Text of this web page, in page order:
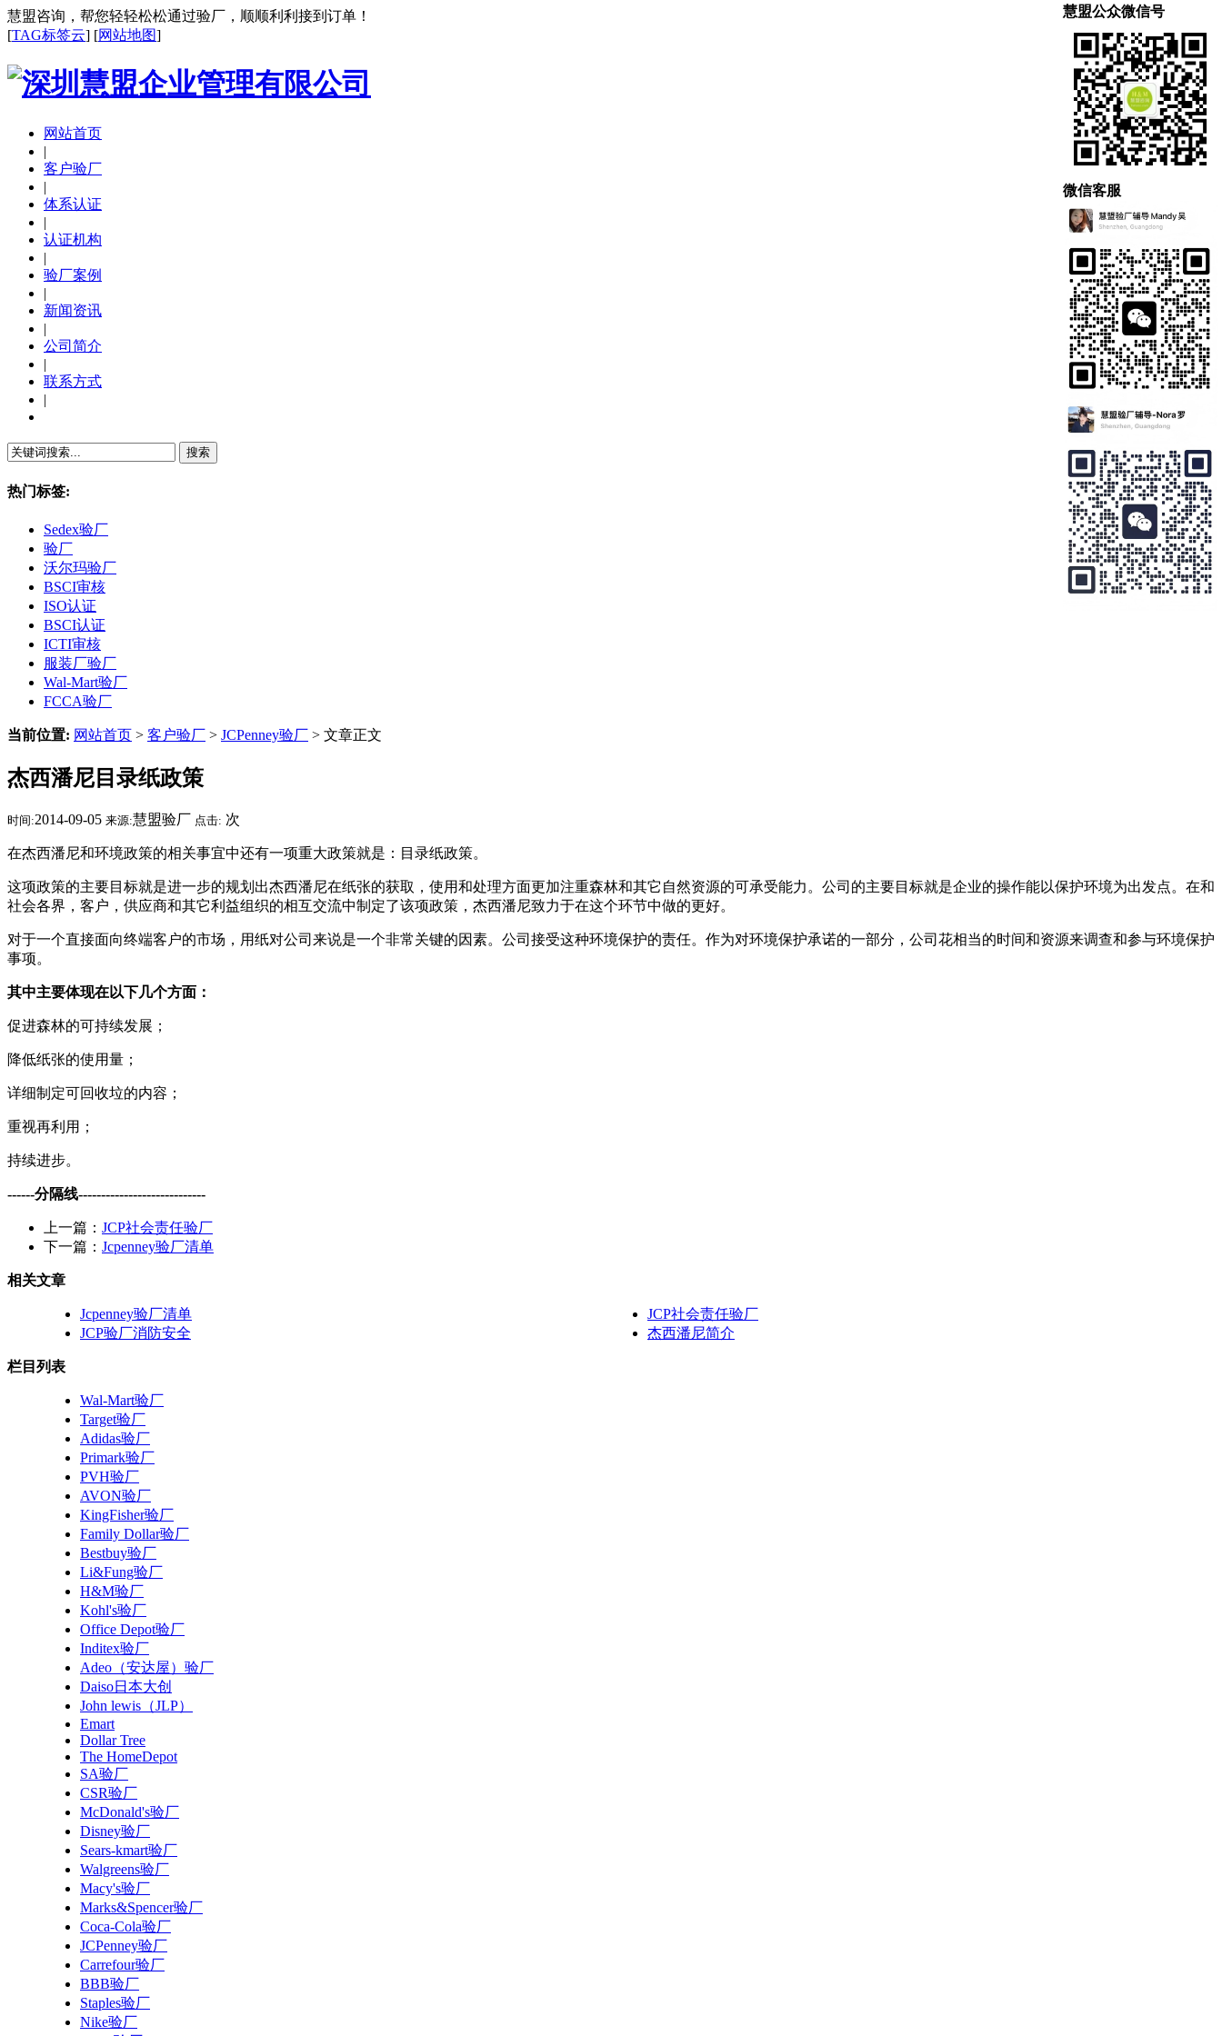
慧盟咨询，帮您轻轻松松通过验厂，顺顺利利接到订单！
[TAG标签云] [网站地图]
网站首页
|
客户验厂
|
体系认证
|
认证机构
|
验厂案例
|
新闻资讯
|
公司简介
|
联系方式
|
热门标签:
Sedex验厂
验厂
沃尔玛验厂
BSCI审核
ISO认证
BSCI认证
ICTI审核
服装厂验厂
Wal-Mart验厂
FCCA验厂
当前位置: 网站首页 > 客户验厂 > JCPenney验厂 > 文章正文
杰西潘尼目录纸政策
时间:2014-09-05 来源:慧盟验厂 点击: 次
在杰西潘尼和环境政策的相关事宜中还有一项重大政策就是：目录纸政策。
这项政策的主要目标就是进一步的规划出杰西潘尼在纸张的获取，使用和处理方面更加注重森林和其它自然资源的可承受能力。公司的主要目标就是企业的操作能以保护环境为出发点。在和
社会各界，客户，供应商和其它利益组织的相互交流中制定了该项政策，杰西潘尼致力于在这个环节中做的更好。
对于一个直接面向终端客户的市场，用纸对公司来说是一个非常关键的因素。公司接受这种环境保护的责任。作为对环境保护承诺的一部分，公司花相当的时间和资源来调查和参与环境保护
事项。
其中主要体现在以下几个方面：
促进森林的可持续发展；
降低纸张的使用量；
详细制定可回收垃的内容；
重视再利用；
持续进步。
------分隔线----------------------------
上一篇： JCP社会责任验厂
下一篇： Jcpenney验厂清单
相关文章
Jcpenney验厂清单
JCP社会责任验厂
JCP验厂消防安全
杰西潘尼简介
栏目列表
Wal-Mart验厂
Target验厂
Adidas验厂
Primark验厂
PVH验厂
AVON验厂
KingFisher验厂
Family Dollar验厂
Bestbuy验厂
Li&Fung验厂
H&M验厂
Kohl's验厂
Office Depot验厂
Inditex验厂
Adeo（安达屋）验厂
Daiso日本大创
John lewis（JLP）
Emart
Dollar Tree
The HomeDepot
SA验厂
CSR验厂
McDonald's验厂
Disney验厂
Sears-kmart验厂
Walgreens验厂
Macy's验厂
Marks&Spencer验厂
Coca-Cola验厂
JCPenney验厂
Carrefour验厂
BBB验厂
Staples验厂
Nike验厂
慧盟公众微信号
微信客服